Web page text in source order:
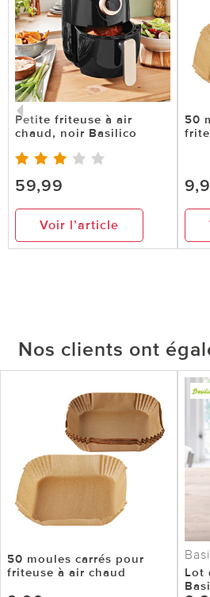
Petite friteuse à air
chaud, noir Basilico
59,99
Voir l’article
50
Nos clients ont
50 moules carrés pour
friteuse à air chaud
Lot